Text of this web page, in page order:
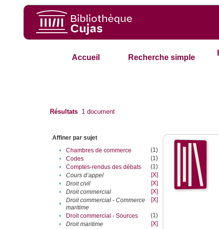
Accueil Recherche simple
Résultats 1 document
Affiner par sujet
•
Chambres de commerce
(1)
•
Codes
(1)
•
Comptes-rendus des débats
(1)
•
Cours d’appel
[X]
•
Droit civil
[X]
•
Droit commercial
[X]
•
Droit commercial - Commerce
maritime
[X]
• Droit commercial - Sources
(1)
•
Droit maritime
[X]